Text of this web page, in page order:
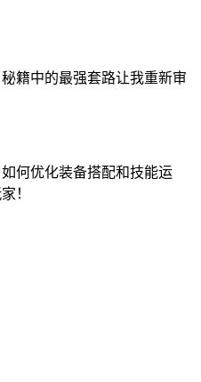
籍中的最强套路让我重新审
何优化装备搭配和技能运
！